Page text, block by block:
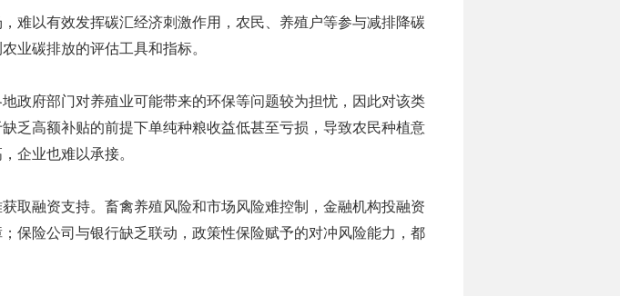
难以有效发挥碳汇经济刺激作用，农民、养殖户等参与减排降碳
业碳排放的评估工具和指标。
政府部门对养殖业可能带来的环保等问题较为担忧，因此对该类
乏高额补贴的前提下单纯种粮收益低甚至亏损，导致农民种植意
企业也难以承接。
取融资支持。畜禽养殖风险和市场风险难控制，金融机构投融资
保险公司与银行缺乏联动，政策性保险赋予的对冲风险能力，都